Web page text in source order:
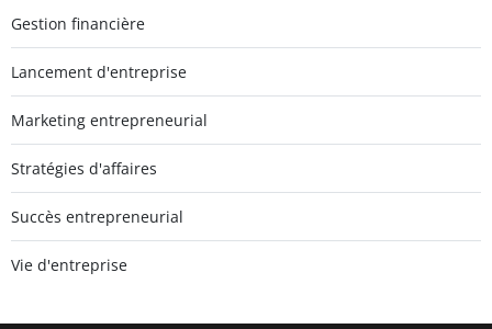
Gestion financière
Lancement d'entreprise
Marketing entrepreneurial
Stratégies d'affaires
Succès entrepreneurial
Vie d'entreprise